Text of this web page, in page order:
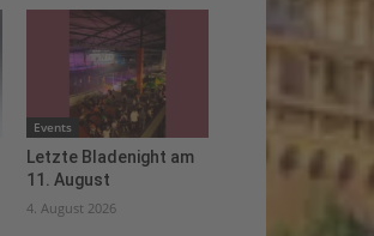
Events
Letzte Bladenight am
11. August
4. August 2026